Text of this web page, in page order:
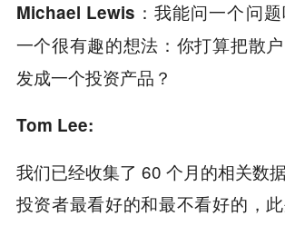
Michael Lewis：我能问一个问
一个很有趣的想法：你打算把散
发成一个投资产品？
Tom Lee:
我们已经收集了 60 个月的相关数
投资者最看好的和最不看好的，